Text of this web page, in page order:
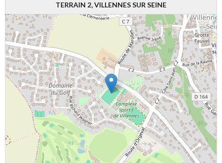
TERRAIN 2, VILLENNES SUR SEINE